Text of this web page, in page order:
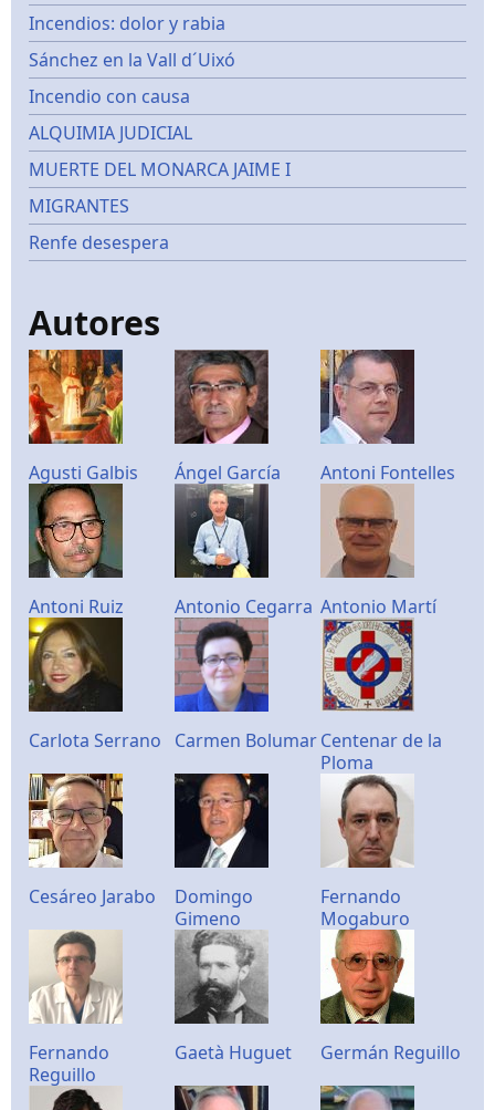
Incendios: dolor y rabia
Sánchez en la Vall d´Uixó
Incendio con causa
ALQUIMIA JUDICIAL
MUERTE DEL MONARCA JAIME I
MIGRANTES
Renfe desespera
Autores
Agusti Galbis Ángel García Antoni Fontelles
Antoni Ruiz Antonio Cegarra Antonio Martí
Carlota Serrano Carmen BolumarCentenar de la
Ploma
Cesáreo Jarabo
Domingo
Gimeno
Fernando
Mogaburo
Fernando
Reguillo
Gaetà Huguet Germán Reguillo